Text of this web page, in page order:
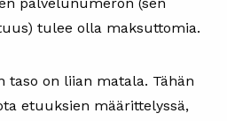
palvelunumeron (sen
tulee olla maksuttomia.
taso on liian matala. Tähän
etuuksien määrittelyssä,